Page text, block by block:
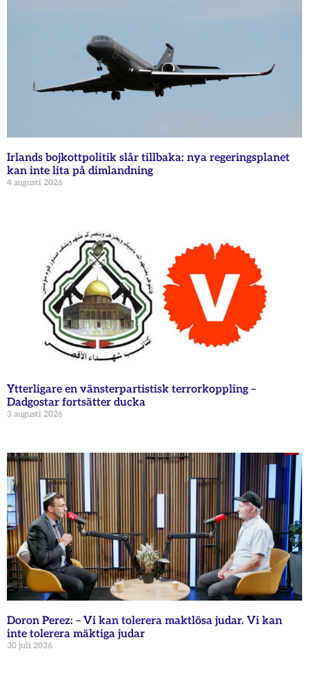
Irlands bojkottpolitik slår tillbaka: nya regeringsplanet
kan inte lita på dimlandning
4 augusti 2026
Ytterligare en vänsterpartistisk terrorkoppling –
Dadgostar fortsätter ducka
3 augusti 2026
Doron Perez: – Vi kan tolerera maktlösa judar. Vi kan
inte tolerera mäktiga judar
30 juli 2026